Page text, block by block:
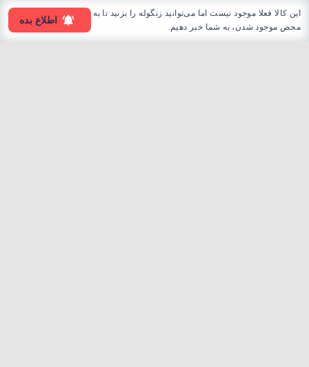
این کالا فعلا موجود نیست اما می‌توانید زنگوله را بزنید تا به
محض موجود شدن، به شما خبر دهیم.
اطلاع بده